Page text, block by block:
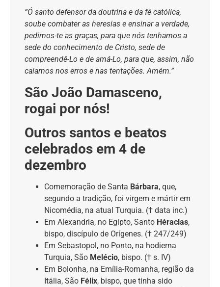
“Ó santo defensor da doutrina e da fé católica,
soube combater as heresias e ensinar a verdade,
pedimos-te as graças, para que nós tenhamos a
sede do conhecimento de Cristo, sede de
compreendê-Lo e de amá-Lo, para que, assim, não
caiamos nos erros e nas tentações. Amém.”
São João Damasceno,
rogai por nós!
Outros santos e beatos
celebrados em 4 de
dezembro
Comemoração de Santa Bárbara, que,
segundo a tradição, foi virgem e mártir em
Nicomédia, na atual Turquia. († data inc.)
Em Alexandria, no Egipto, Santo Héraclas,
bispo, discípulo de Orígenes. († 247/249)
Em Sebastopol, no Ponto, na hodierna
Turquia, São Melécio, bispo. († s. IV)
Em Bolonha, na Emília-Romanha, região da
Itália, São Félix, bispo, que tinha sido